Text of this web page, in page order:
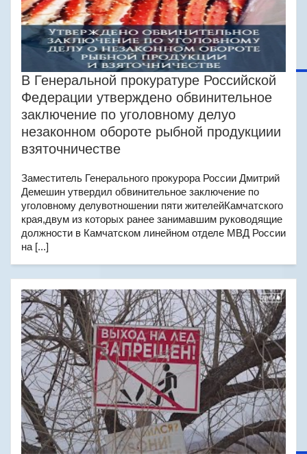
В Генеральной прокуратуре Российской
Федерации утверждено обвинительное
заключение по уголовному делуо
незаконном обороте рыбной продукциии
взяточничестве
Заместитель Генерального прокурора России Дмитрий
Демешин утвердил обвинительное заключение по
уголовному делувотношении пяти жителейКамчатского
края,двум из которых ранее занимавшим руководящие
должности в Камчатском линейном отделе МВД России
на [...]